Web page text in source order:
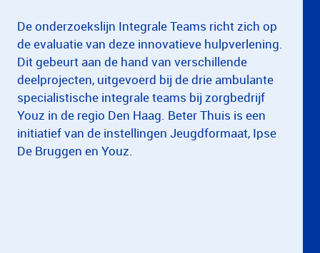
De onderzoekslijn Integrale Teams richt zich op
de evaluatie van deze innovatieve hulpverlening.
Dit gebeurt aan de hand van verschillende
deelprojecten, uitgevoerd bij de drie ambulante
specialistische integrale teams bij zorgbedrijf
Youz in de regio Den Haag. Beter Thuis is een
initiatief van de instellingen Jeugdformaat, Ipse
De Bruggen en Youz.